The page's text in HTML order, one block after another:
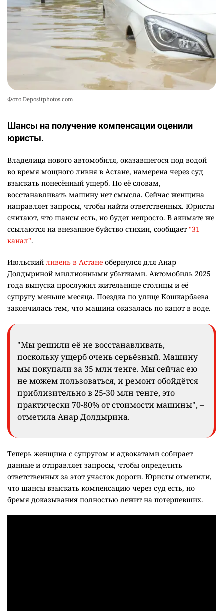
кинорежиссёр Ардак Амиркулов
2300 0 50
Фото Depositphotos.com
Шансы на получение компенсации оценили
юристы.
Владелица нового автомобиля, оказавшегося под водой
во время мощного ливня в Астане, намерена через суд
взыскать понесённый ущерб. По её словам,
восстанавливать машину нет смысла. Сейчас женщина
направляет запросы, чтобы найти ответственных. Юристы
считают, что шансы есть, но будет непросто. В акимате же
ссылаются на внезапное буйство стихии, сообщает "31
канал".
Июльский ливень в Астане обернулся для Анар
Долдыриной миллионными убытками. Автомобиль 2025
года выпуска прослужил жительнице столицы и её
супругу меньше месяца. Поездка по улице Кошкарбаева
закончилась тем, что машина оказалась по капот в воде.
"Мы решили её не восстанавливать,
поскольку ущерб очень серьёзный. Машину
мы покупали за 35 млн тенге. Мы сейчас ею
не можем пользоваться, и ремонт обойдётся
приблизительно в 25-30 млн тенге, это
практически 70-80% от стоимости машины", –
отметила Анар Долдырина.
Теперь женщина с супругом и адвокатами собирает
данные и отправляет запросы, чтобы определить
ответственных за этот участок дороги. Юристы отметили,
что шансы взыскать компенсацию через суд есть, но
бремя доказывания полностью лежит на потерпевших.